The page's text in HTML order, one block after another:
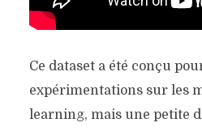
Ce dataset a été conçu
expérimentations sur les
learning, mais une petite